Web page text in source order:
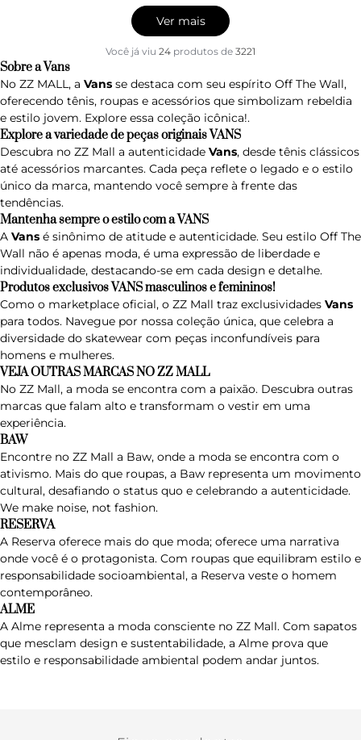
Ver mais
Você já viu 24 produtos de 3221
Sobre a Vans
No ZZ MALL, a Vans se destaca com seu espírito Off The Wall,
oferecendo tênis, roupas e acessórios que simbolizam rebeldia
e estilo jovem. Explore essa coleção icônica!.
Explore a variedade de peças originais VANS
Descubra no ZZ Mall a autenticidade Vans, desde tênis clássicos
até acessórios marcantes. Cada peça reflete o legado e o estilo
único da marca, mantendo você sempre à frente das
tendências.
Mantenha sempre o estilo com a VANS
A Vans é sinônimo de atitude e autenticidade. Seu estilo Off The
Wall não é apenas moda, é uma expressão de liberdade e
individualidade, destacando-se em cada design e detalhe.
Produtos exclusivos VANS masculinos e femininos!
Como o marketplace oficial, o ZZ Mall traz exclusividades Vans
para todos. Navegue por nossa coleção única, que celebra a
diversidade do skatewear com peças inconfundíveis para
homens e mulheres.
VEJA OUTRAS MARCAS NO ZZ MALL
No ZZ Mall, a moda se encontra com a paixão. Descubra outras
marcas que falam alto e transformam o vestir em uma
experiência.
BAW
Encontre no ZZ Mall a Baw, onde a moda se encontra com o
ativismo. Mais do que roupas, a Baw representa um movimento
cultural, desafiando o status quo e celebrando a autenticidade.
We make noise, not fashion.
RESERVA
A Reserva oferece mais do que moda; oferece uma narrativa
onde você é o protagonista. Com roupas que equilibram estilo e
responsabilidade socioambiental, a Reserva veste o homem
contemporâneo.
ALME
A Alme representa a moda consciente no ZZ Mall. Com sapatos
que mesclam design e sustentabilidade, a Alme prova que
estilo e responsabilidade ambiental podem andar juntos.